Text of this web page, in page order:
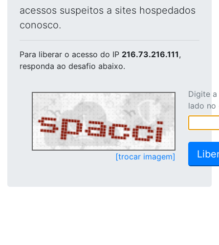
acessos suspeitos a sites hospedados
conosco.
Para liberar o acesso do IP 216.73.216.111,
responda ao desafio abaixo.
[trocar imagem]
Digite
lado no